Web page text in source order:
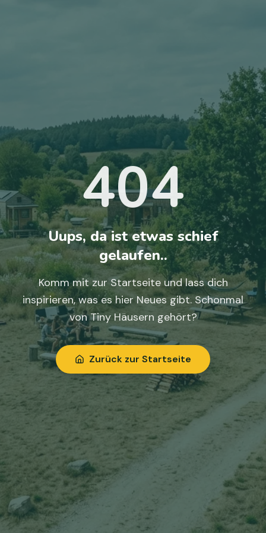
404
Uups, da ist etwas schief
gelaufen..
Komm mit zur Startseite und lass dich
inspirieren, was es hier Neues gibt. Schonmal
von Tiny Häusern gehört?
Zurück zur Startseite